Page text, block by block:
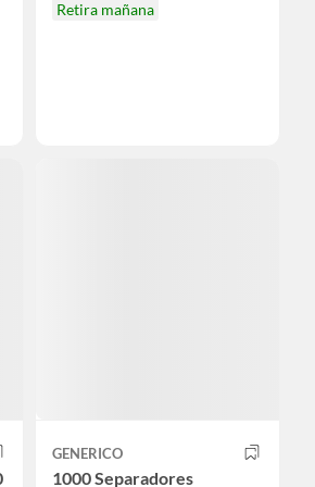
Retira mañana
GENERICO
1000 Separadores